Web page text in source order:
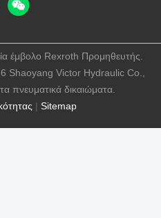
| Sitemap
έμβολο Rexroth Προμηθευτής.
Shaoyang Victor Hydraulic Co.,
πνευματικά δικαιώματα.